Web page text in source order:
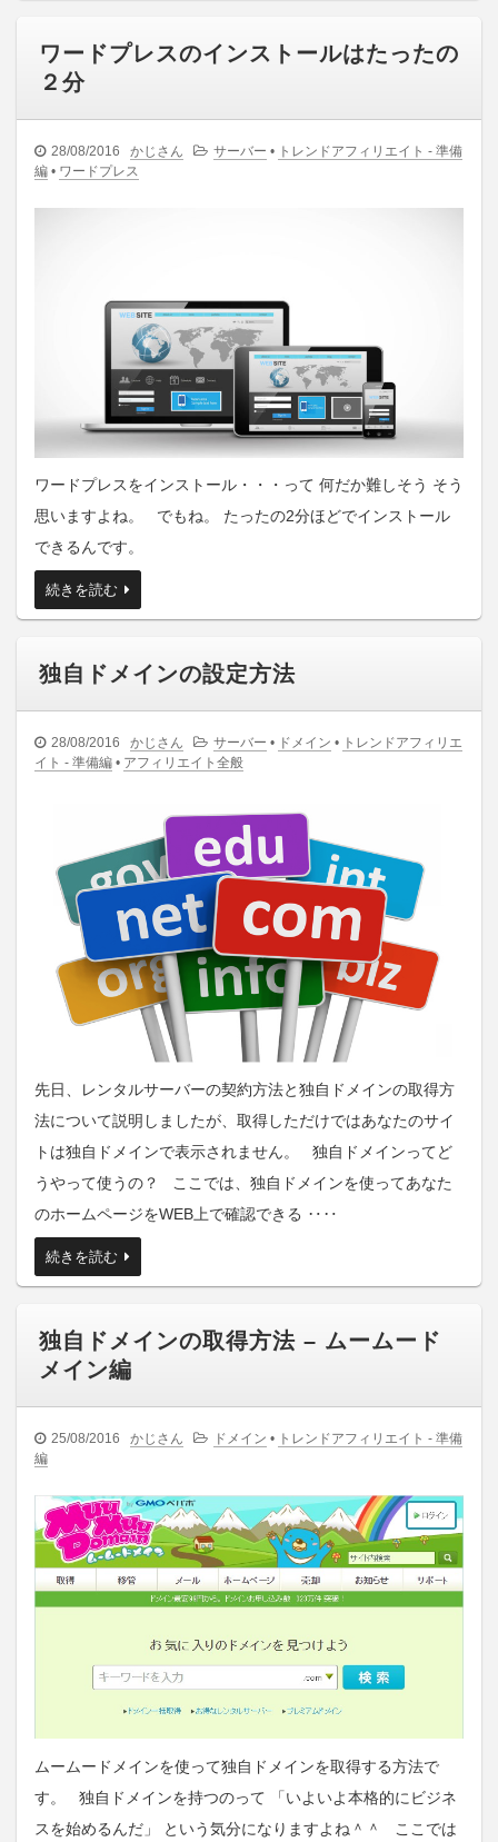
ワードプレスのインストールはたったの
２分
28/08/2016 かじさん サーバー • トレンドアフィリエイト - 準備
編 • ワードプレス
ワードプレスをインストール・・・って 何だか難しそう そう
思いますよね。 でもね。 たったの2分ほどでインストール
できるんです。
続きを読む
独自ドメインの設定方法
28/08/2016 かじさん サーバー • ドメイン • トレンドアフィリエ
イト - 準備編 • アフィリエイト全般
先日、レンタルサーバーの契約方法と独自ドメインの取得方
法について説明しましたが、取得しただけではあなたのサイ
トは独自ドメインで表示されません。 独自ドメインってど
うやって使うの？ ここでは、独自ドメインを使ってあなた
のホームページをWEB上で確認できる ‥‥
続きを読む
独自ドメインの取得方法 – ムームード
メイン編
25/08/2016 かじさん ドメイン • トレンドアフィリエイト - 準備
編
ムームードメインを使って独自ドメインを取得する方法で
す。 独自ドメインを持つのって 「いよいよ本格的にビジネ
スを始めるんだ」 という気分になりますよね＾＾ ここでは